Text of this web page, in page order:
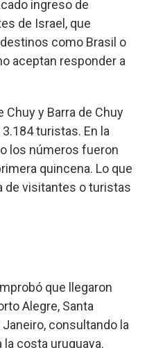
ingreso de
de Israel, que
como Brasil o
aceptan responder a
y Barra de Chuy
turistas. En la
los números fueron
quincena. Lo que
de visitantes o turistas
que llegaron
Alegre, Santa
Janeiro, consultando la
costa uruguaya.